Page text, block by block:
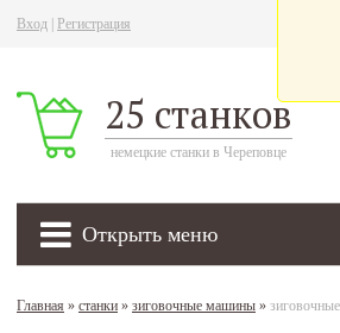
Вход Регистрация
25 станков
немецкие станки в Череповце
Открыть меню
Главная » станки » зиговочные машины »